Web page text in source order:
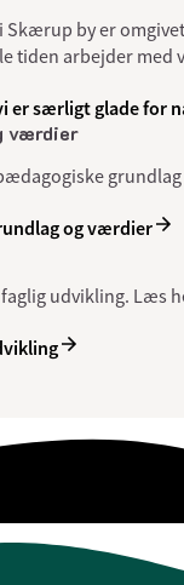
by er
tiden arbejder
er særligt glade for
værdier
og værdier
udvikling. Læs